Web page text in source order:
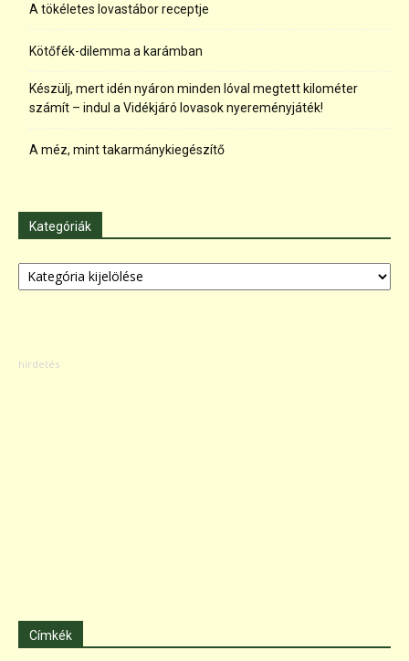
A tökéletes lovastábor receptje
Kötőfék-dilemma a karámban
Készülj, mert idén nyáron minden lóval megtett kilométer
számít – indul a Vidékjáró lovasok nyereményjáték!
A méz, mint takarmánykiegészítő
Kategóriák
Kategóriák
Címkék